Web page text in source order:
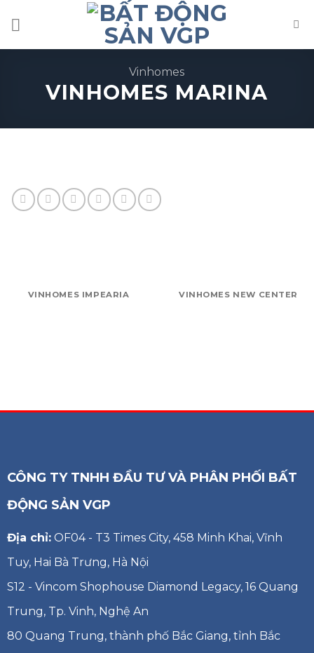
Vinhomes
VINHOMES MARINA
VINHOMES IMPEARIA VINHOMES NEW CENTER
CÔNG TY TNHH ĐẦU TƯ VÀ PHÂN PHỐI BẤT
ĐỘNG SẢN VGP
Địa chỉ:OF04 - T3 Times City, 458 Minh Khai, Vĩnh
Tuy, Hai Bà Trưng, Hà Nội
S12 - Vincom Shophouse Diamond Legacy, 16 Quang
Trung, Tp. Vinh, Nghệ An
80 Quang Trung, thành phố Bắc Giang, tỉnh Bắc